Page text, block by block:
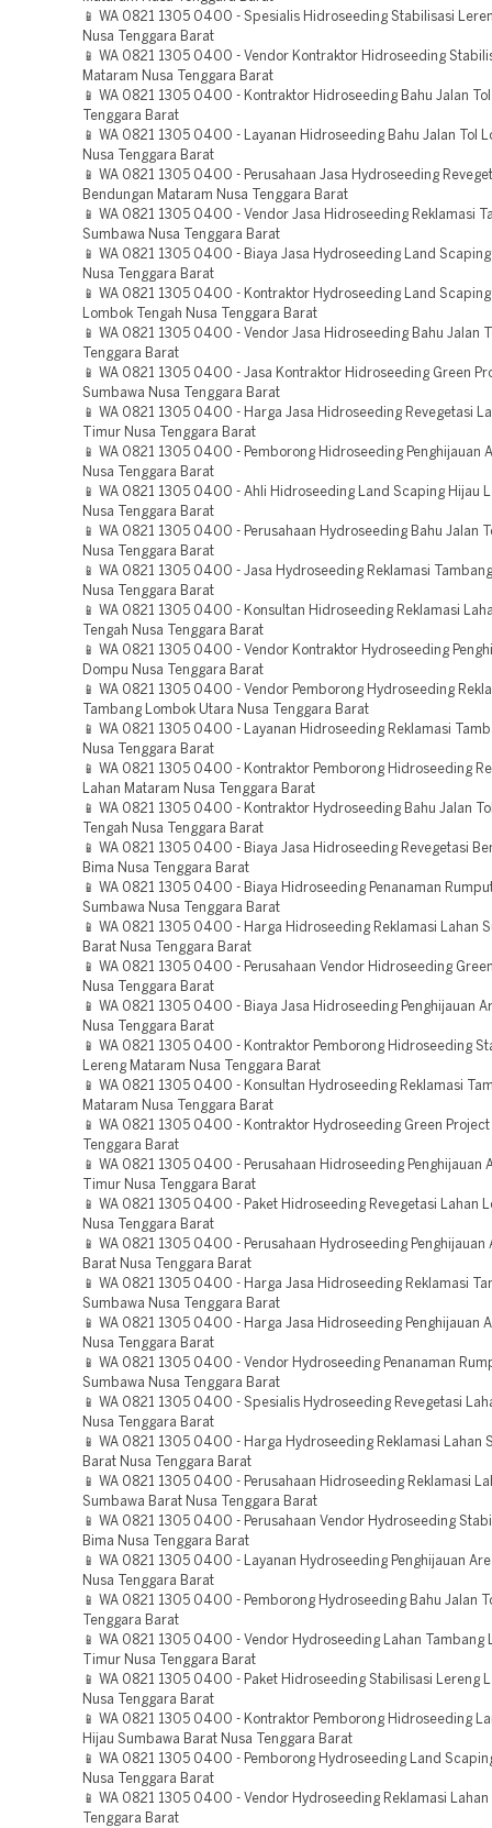
📱 WA 0821 1305 0400 - Spesialis Hidroseeding Stabilisasi
Nusa Tenggara Barat
📱 WA 0821 1305 0400 - Vendor Kontraktor Hidroseeding
Mataram Nusa Tenggara Barat
📱 WA 0821 1305 0400 - Kontraktor Hidroseeding Bahu Jalan
Tenggara Barat
📱 WA 0821 1305 0400 - Layanan Hidroseeding Bahu Jalan Tol
Nusa Tenggara Barat
📱 WA 0821 1305 0400 - Perusahaan Jasa Hydroseeding
Bendungan Mataram Nusa Tenggara Barat
📱 WA 0821 1305 0400 - Vendor Jasa Hidroseeding Reklamasi
Sumbawa Nusa Tenggara Barat
📱 WA 0821 1305 0400 - Biaya Jasa Hydroseeding Land
Nusa Tenggara Barat
📱 WA 0821 1305 0400 - Kontraktor Hydroseeding Land
Lombok Tengah Nusa Tenggara Barat
📱 WA 0821 1305 0400 - Vendor Jasa Hidroseeding Bahu Jalan
Tenggara Barat
📱 WA 0821 1305 0400 - Jasa Kontraktor Hidroseeding Green
Sumbawa Nusa Tenggara Barat
📱 WA 0821 1305 0400 - Harga Jasa Hidroseeding Revegetasi
Timur Nusa Tenggara Barat
📱 WA 0821 1305 0400 - Pemborong Hidroseeding Penghijauan
Nusa Tenggara Barat
📱 WA 0821 1305 0400 - Ahli Hidroseeding Land Scaping Hijau
Nusa Tenggara Barat
📱 WA 0821 1305 0400 - Perusahaan Hydroseeding Bahu Jalan
Nusa Tenggara Barat
📱 WA 0821 1305 0400 - Jasa Hydroseeding Reklamasi
Nusa Tenggara Barat
📱 WA 0821 1305 0400 - Konsultan Hidroseeding Reklamasi
Tengah Nusa Tenggara Barat
📱 WA 0821 1305 0400 - Vendor Kontraktor Hydroseeding
Dompu Nusa Tenggara Barat
📱 WA 0821 1305 0400 - Vendor Pemborong Hydroseeding
Tambang Lombok Utara Nusa Tenggara Barat
📱 WA 0821 1305 0400 - Layanan Hidroseeding Reklamasi
Nusa Tenggara Barat
📱 WA 0821 1305 0400 - Kontraktor Pemborong Hidroseeding
Lahan Mataram Nusa Tenggara Barat
📱 WA 0821 1305 0400 - Kontraktor Hydroseeding Bahu Jalan
Tengah Nusa Tenggara Barat
📱 WA 0821 1305 0400 - Biaya Jasa Hidroseeding Revegetasi
Bima Nusa Tenggara Barat
📱 WA 0821 1305 0400 - Biaya Hidroseeding Penanaman
Sumbawa Nusa Tenggara Barat
📱 WA 0821 1305 0400 - Harga Hidroseeding Reklamasi Lahan
Barat Nusa Tenggara Barat
📱 WA 0821 1305 0400 - Perusahaan Vendor Hidroseeding
Nusa Tenggara Barat
📱 WA 0821 1305 0400 - Biaya Jasa Hidroseeding Penghijauan
Nusa Tenggara Barat
📱 WA 0821 1305 0400 - Kontraktor Pemborong Hidroseeding
Lereng Mataram Nusa Tenggara Barat
📱 WA 0821 1305 0400 - Konsultan Hydroseeding Reklamasi
Mataram Nusa Tenggara Barat
📱 WA 0821 1305 0400 - Kontraktor Hydroseeding Green Project
Tenggara Barat
📱 WA 0821 1305 0400 - Perusahaan Hidroseeding Penghijauan
Timur Nusa Tenggara Barat
📱 WA 0821 1305 0400 - Paket Hidroseeding Revegetasi Lahan
Nusa Tenggara Barat
📱 WA 0821 1305 0400 - Perusahaan Hydroseeding Penghijauan
Barat Nusa Tenggara Barat
📱 WA 0821 1305 0400 - Harga Jasa Hidroseeding Reklamasi
Sumbawa Nusa Tenggara Barat
📱 WA 0821 1305 0400 - Harga Jasa Hidroseeding Penghijauan
Nusa Tenggara Barat
📱 WA 0821 1305 0400 - Vendor Hydroseeding Penanaman
Sumbawa Nusa Tenggara Barat
📱 WA 0821 1305 0400 - Spesialis Hydroseeding Revegetasi
Nusa Tenggara Barat
📱 WA 0821 1305 0400 - Harga Hydroseeding Reklamasi Lahan
Barat Nusa Tenggara Barat
📱 WA 0821 1305 0400 - Perusahaan Hidroseeding Reklamasi
Sumbawa Barat Nusa Tenggara Barat
📱 WA 0821 1305 0400 - Perusahaan Vendor Hydroseeding
Bima Nusa Tenggara Barat
📱 WA 0821 1305 0400 - Layanan Hydroseeding Penghijauan
Nusa Tenggara Barat
📱 WA 0821 1305 0400 - Pemborong Hydroseeding Bahu Jalan
Tenggara Barat
📱 WA 0821 1305 0400 - Vendor Hydroseeding Lahan Tambang
Timur Nusa Tenggara Barat
📱 WA 0821 1305 0400 - Paket Hidroseeding Stabilisasi Lereng
Nusa Tenggara Barat
📱 WA 0821 1305 0400 - Kontraktor Pemborong Hidroseeding
Hijau Sumbawa Barat Nusa Tenggara Barat
📱 WA 0821 1305 0400 - Pemborong Hydroseeding Land
Nusa Tenggara Barat
📱 WA 0821 1305 0400 - Vendor Hydroseeding Reklamasi Lahan
Tenggara Barat